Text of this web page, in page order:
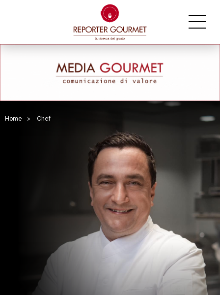
Home > Chef